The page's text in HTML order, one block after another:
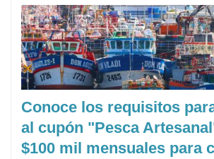
Conoce los requisitos
al cupón "Pesca
$100 mil mensuales para